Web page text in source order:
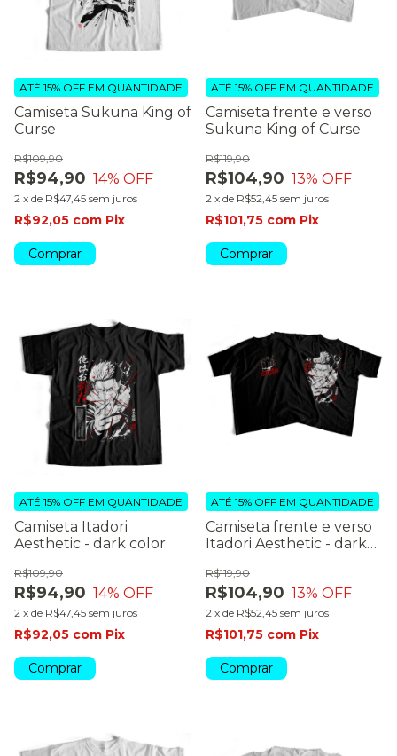
Camiseta Sukuna King of
Curse
R$94,90
R$109,90
14% OFF
2 x de R$47,45 sem juros
ATÉ 15% OFF EM QUANTIDADE
R$92,05 com Pix
Comprar
Camiseta frente e verso
Sukuna King of Curse
R$104,90
R$119,90
13% OFF
2 x de R$52,45 sem juros
ATÉ 15% OFF EM QUANTIDADE
R$101,75 com Pix
Comprar
Camiseta Itadori
Aesthetic - dark color
R$94,90
R$109,90
14% OFF
2 x de R$47,45 sem juros
ATÉ 15% OFF EM QUANTIDADE
R$92,05 com Pix
Comprar
Camiseta frente e verso
Itadori Aesthetic - dark
R$104,90
R$119,90
13% OFF
2 x de R$52,45 sem juros
ATÉ 15% OFF EM QUANTIDADE
R$101,75 com Pix
Comprar